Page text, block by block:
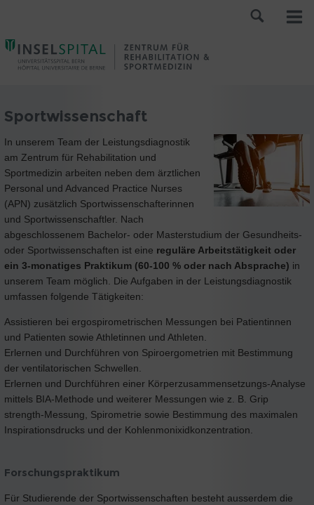
Sportwissenschaft
In unserem Team der Leistungsdiagnostik
am Zentrum für Rehabilitation und
Sportmedizin arbeiten neben dem ärztlichen
Personal und Advanced Practice Nurses
(APN) zusätzlich Sportwissenschafterinnen
und Sportwissenschaftler. Nach
abgeschlossenem Bachelor- oder Masterstudium der Gesundheits-
oder Sportwissenschaften ist eine reguläre Arbeitstätigkeit oder
ein 3-monatiges Praktikum (60-100 % oder nach Absprache) in
unserem Team möglich. Die Aufgaben in der Leistungsdiagnostik
umfassen folgende Tätigkeiten:
Assistieren bei ergospirometrischen Messungen bei Patientinnen
und Patienten sowie Athletinnen und Athleten.
Erlernen und Durchführen von Spiroergometrien mit Bestimmung
der ventilatorischen Schwellen.
Erlernen und Durchführen einer Körperzusammensetzungs-Analyse
mittels BIA-Methode und weiterer Messungen wie z. B. Grip
strength-Messung, Spirometrie sowie Bestimmung des maximalen
Inspirationsdrucks und der Kohlenmonixidkonzentration.
Forschungspraktikum
Für Studierende der Sportwissenschaften besteht ausserdem die